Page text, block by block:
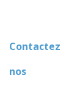
Contactez
nos